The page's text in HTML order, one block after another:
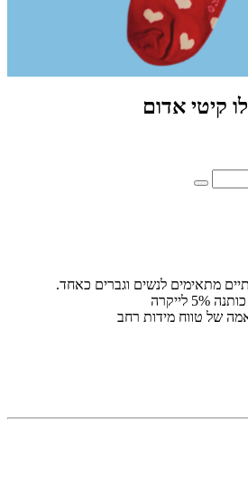
קיטי אדום
מתאימים לנשים וגברים כאחד.
של טווח מידות רחב